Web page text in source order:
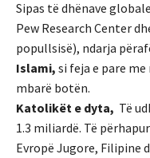
Sipas të dhënave
Pew Research Center
popullsisë), ndarja
Islami, si feja e pare
mbarë botën.
Katolikët e dyta, Të
1.3 miliardë. Të
Evropë Jugore, Filipine